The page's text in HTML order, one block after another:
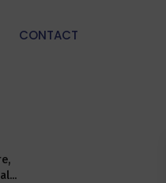
CONTACT